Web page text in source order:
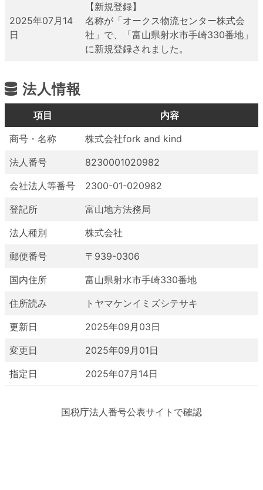
2025年07月14
日
【新規登録】
名称が「オークス物流センター株式会
社」で、「富山県射水市手崎330番地」
に新規登録されました。
法人情報
項目
内容
商号・名称
株式会社fork and kind
法人番号
8230001020982
会社法人等番号
2300-01-020982
登記所
富山地方法務局
法人種別
株式会社
郵便番号
〒939-0306
国内住所
富山県射水市手崎330番地
住所読み
トヤマケンイミズシテサキ
更新日
2025年09月03日
変更日
2025年09月01日
指定日
2025年07月14日
国税庁法人番号公表サイトで確認